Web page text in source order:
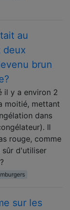
au
deux
brun
il y a environ 2
moitié, mettant
dans
Il
rouge, comme
sûr d'utiliser
sur les